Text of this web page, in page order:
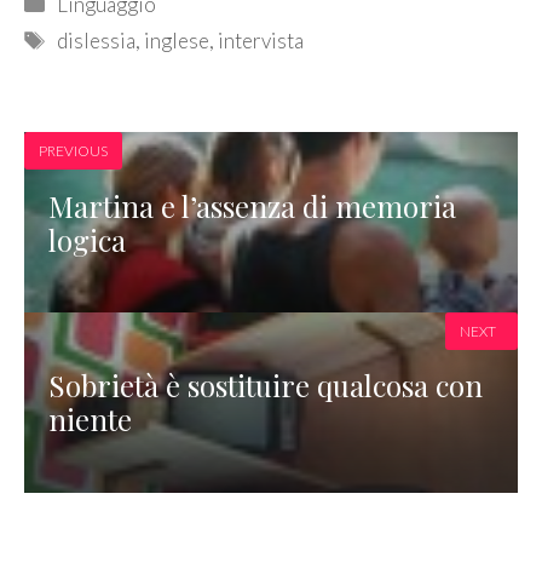
Tags
dislessia, inglese, intervista
PREVIOUS
Martina e l’assenza di memoria
logica
Sobrietà è sostituire qualcosa con
niente
NEXT